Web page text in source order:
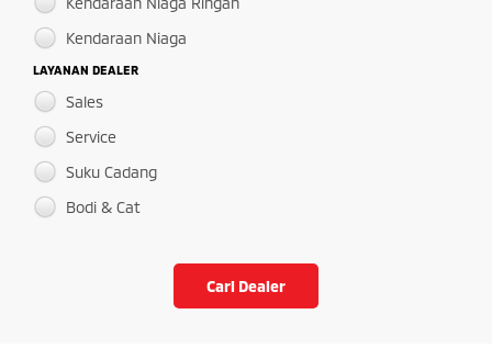
Kendaraan Niaga
LAYANAN DEALER
Sales
Service
Suku Cadang
Bodi & Cat
Cari Dealer